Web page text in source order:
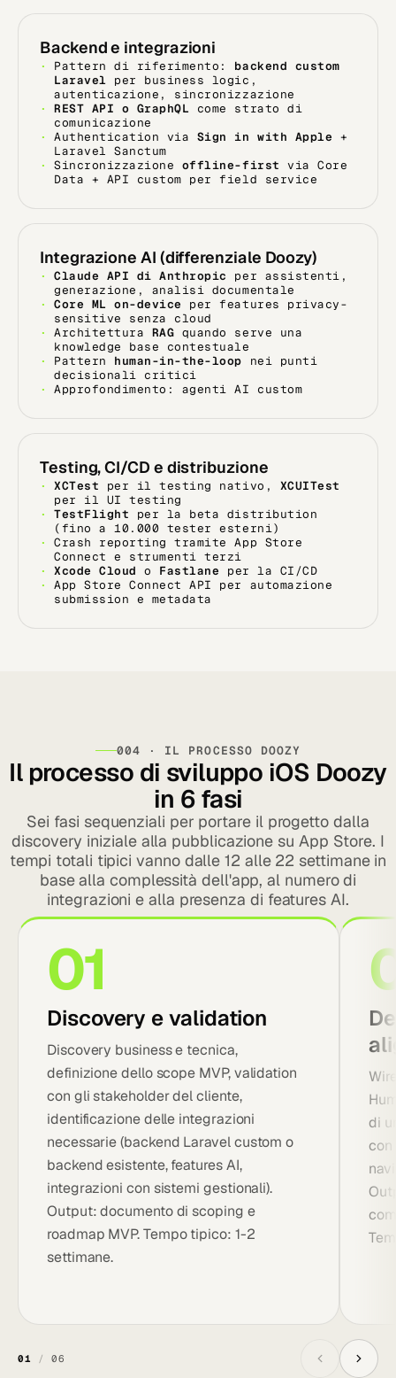
Backend e integrazioni
Pattern di riferimento: backend custom
Laravel per business logic,
autenticazione, sincronizzazione
REST API o GraphQL come strato di
comunicazione
Authentication via Sign in with Apple +
Laravel Sanctum
Sincronizzazione offline-first via Core
Data + API custom per field service
Integrazione AI (differenziale Doozy)
Claude API di Anthropic
per assistenti,
generazione, analisi documentale
Core ML on-device
per features privacy-
sensitive senza cloud
Architettura RAG quando serve una
knowledge base contestuale
Pattern human-in-the-loop nei punti
decisionali critici
Approfondimento: agenti AI custom
Testing, CI/CD e distribuzione
XCTest per il testing nativo, XCUITest
per il UI testing
TestFlight per la beta distribution
(fino a 10.000 tester esterni)
Crash reporting tramite App Store
Connect e strumenti terzi
Xcode Cloud o Fastlane per la CI/CD
App Store Connect API per automazione
submission e metadata
004 · IL PROCESSO DOOZY
Il processo di sviluppo iOS Doozy
in 6 fasi
Sei fasi sequenziali per portare il progetto dalla
discovery iniziale alla pubblicazione su App Store. I
tempi totali tipici vanno dalle 12 alle 22 settimane in
base alla complessità dell'app, al numero di
integrazioni e alla presenza di features AI.
01
Discovery e validation
Discovery business e tecnica,
definizione dello scope MVP, validation
con gli stakeholder del cliente,
identificazione delle integrazioni
necessarie (backend Laravel custom o
backend esistente, features AI,
integrazioni con sistemi gestionali).
Output: documento di scoping e
roadmap MVP. Tempo tipico: 1-2
settimane.
di
con
01 / 06